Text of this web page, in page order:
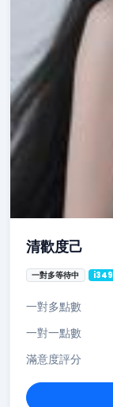
清歡度己
一對多等待中 i349
一對多點數
一對一點數
滿意度評分